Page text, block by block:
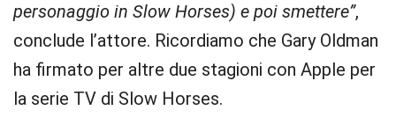
personaggio in Slow Horses) e poi smettere”,
conclude l’attore. Ricordiamo che Gary Oldman
ha firmato per altre due stagioni con Apple per
la serie TV di Slow Horses.